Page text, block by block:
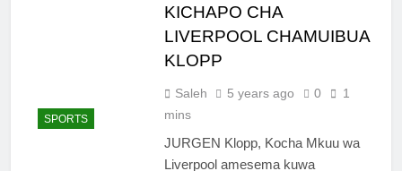
SPORTS
KICHAPO CHA
LIVERPOOL CHAMUIBUA
KLOPP
Saleh 5 years ago 0
1
mins
JURGEN Klopp, Kocha Mkuu wa
Liverpool amesema kuwa